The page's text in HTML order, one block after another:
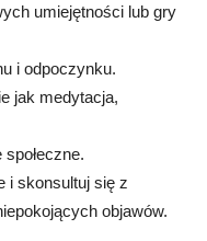
umiejętności lub gry
i odpoczynku.
jak medytacja,
i skonsultuj się z
objawów.